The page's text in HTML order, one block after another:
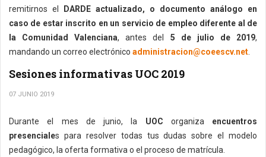
remitirnos el
DARDE actualizado, o documento análogo en
caso de estar inscrito en un servicio de empleo diferente al de
la Comunidad Valenciana, antes del 5 de julio de 2019,
mandando un correo electrónico administracion@coeescv.net
Sesiones informativas UOC 2019
07 JUNIO 2019
Durante el mes de junio, la UOC organiza encuentros
presenciales para resolver todas tus dudas sobre el modelo
pedagógico, la oferta formativa o el proceso de matrícula.